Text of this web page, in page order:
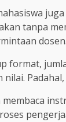
tanpa
dosen.
format,